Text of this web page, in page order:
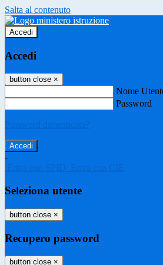
Salta al contenuto
Accedi
Accedi
button close ×
Nome
Password
Password dimenticata?
-
Entra con SPID
Entra con CIE
Seleziona utente
button close ×
Recupero password
button close ×